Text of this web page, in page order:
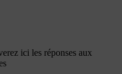
ici les réponses aux